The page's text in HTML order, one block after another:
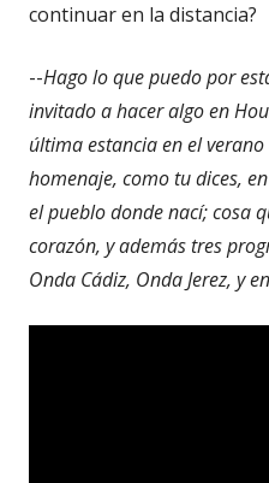
continuar en la distancia?
--Hago lo que puedo por
invitado a hacer algo en
última estancia en el
homenaje, como tu dices,
el pueblo donde nací; cosa
corazón, y además tres
Onda Cádiz, Onda Jerez, y